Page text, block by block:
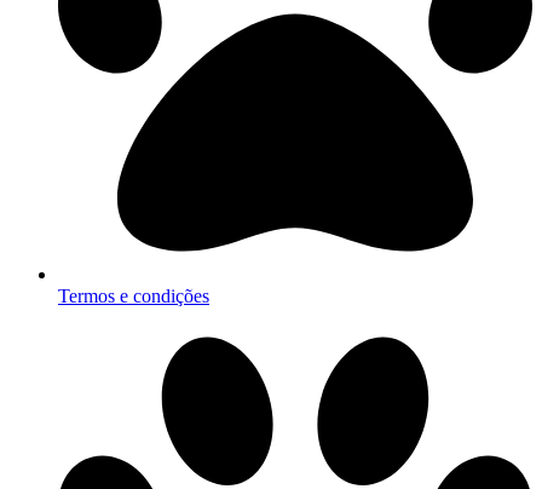
Termos e condições